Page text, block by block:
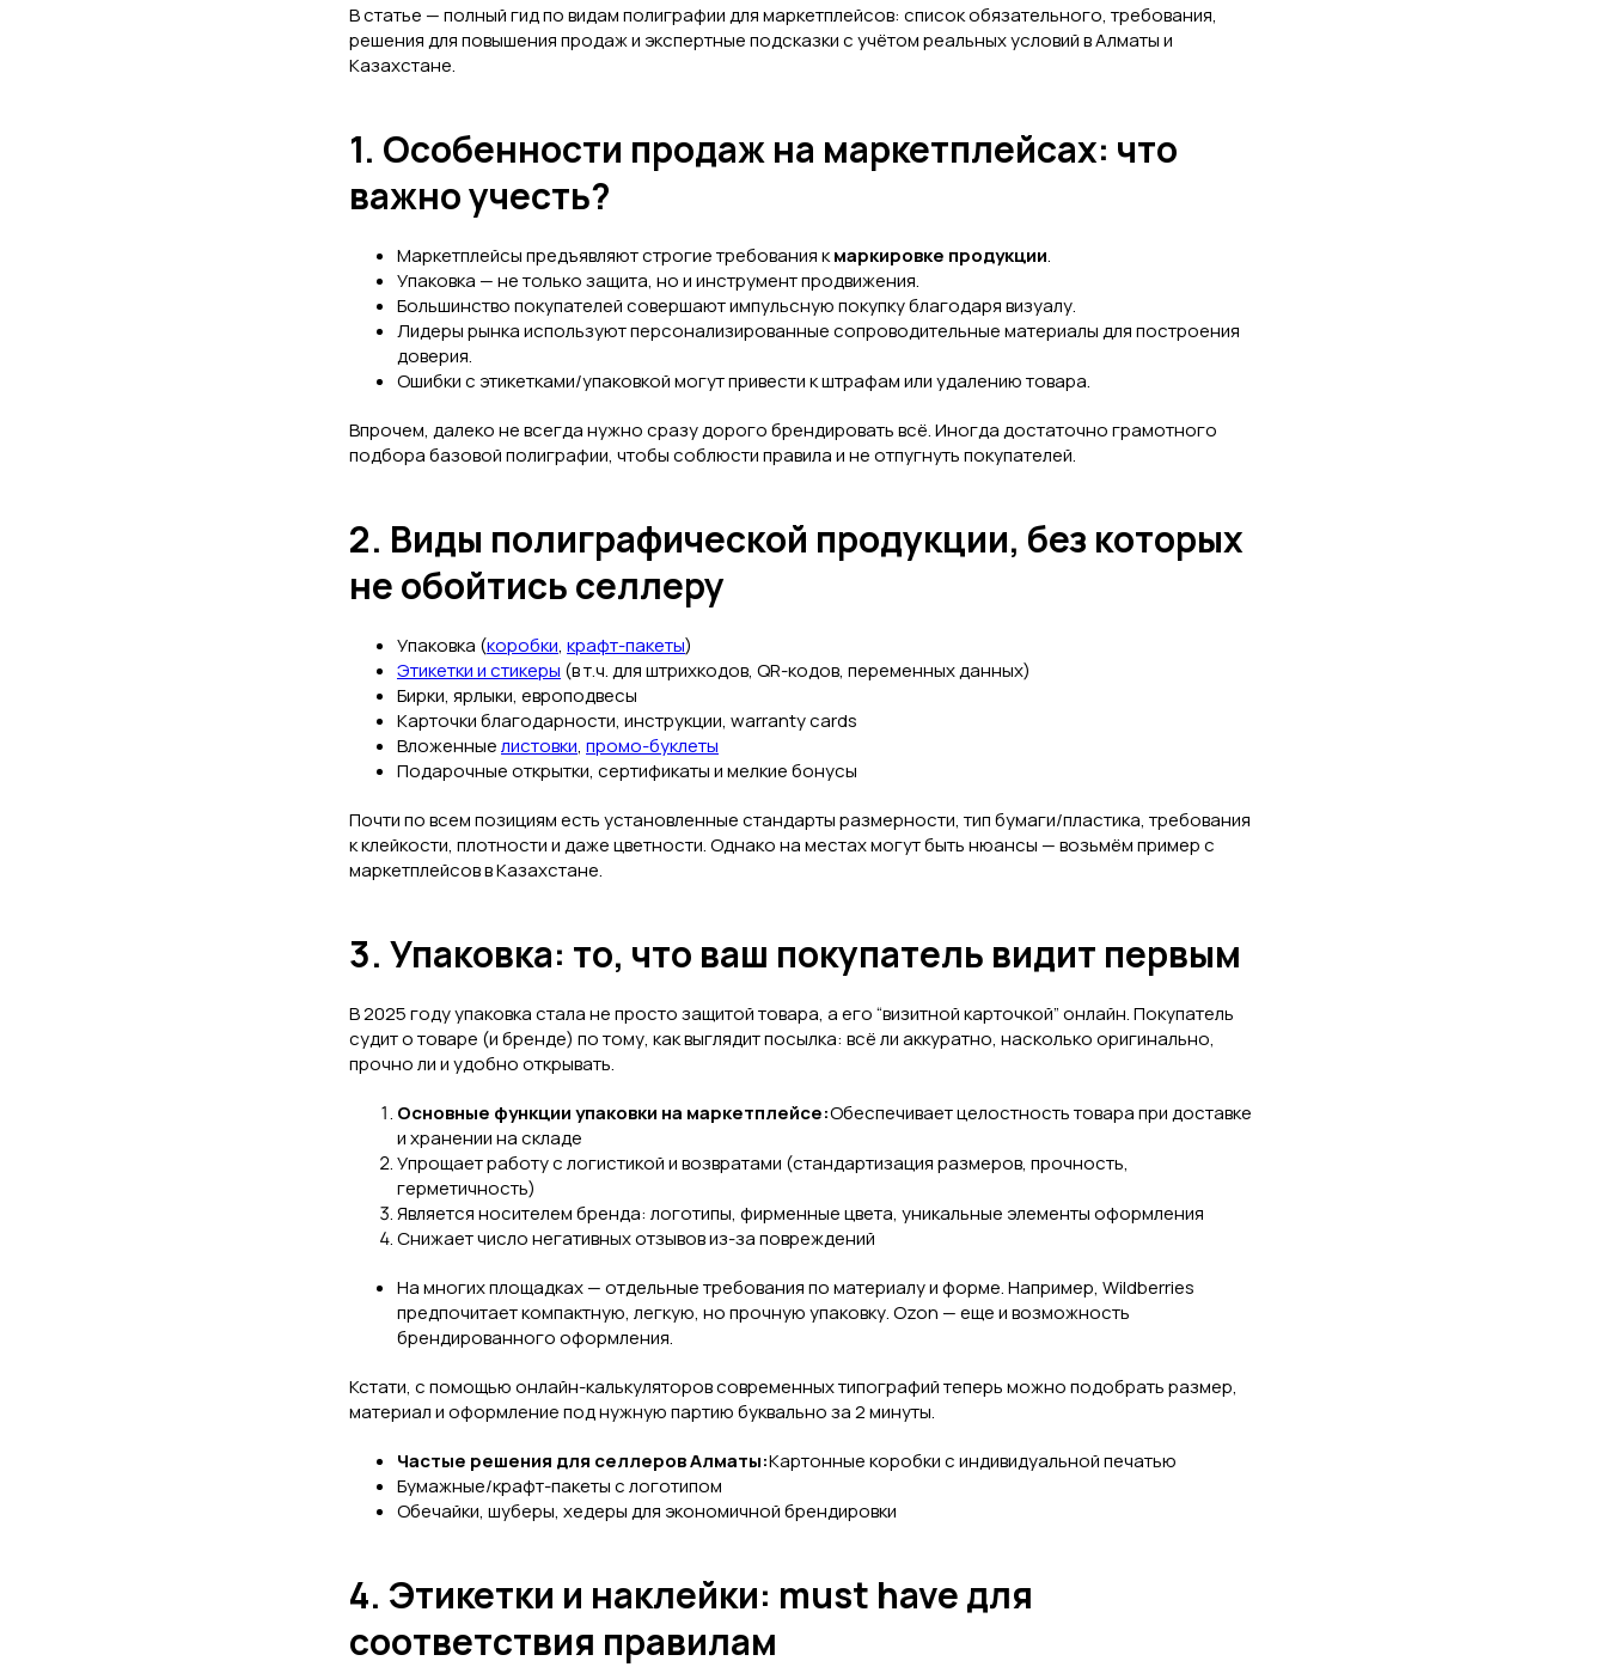
В статье — полный гид по видам полиграфии для маркетплейсов: список обязательного, требования,
решения для повышения продаж и экспертные подсказки с учётом реальных условий в Алматы и
Казахстане.
1. Особенности продаж на маркетплейсах: что
важно учесть?
Маркетплейсы предъявляют строгие требования кмаркировке продукции.
Упаковка — не только защита, но и инструмент продвижения.
Большинство покупателей совершают импульсную покупку благодаря визуалу.
Лидеры рынка используют персонализированные сопроводительные материалы для построения
доверия.
Ошибки с этикетками/упаковкой могут привести к штрафам или удалению товара.
Впрочем, далеко не всегда нужно сразу дорого брендировать всё. Иногда достаточно грамотного
подбора базовой полиграфии, чтобы соблюсти правила и не отпугнуть покупателей.
2. Виды полиграфической продукции, без которых
не обойтись селлеру
Упаковка (коробки, крафт-пакеты)
Этикетки и стикеры (в т.ч. для штрихкодов, QR-кодов, переменных данных)
Бирки, ярлыки, европодвесы
Карточки благодарности, инструкции, warranty cards
Вложенныелистовки, промо-буклеты
Подарочные открытки, сертификаты и мелкие бонусы
Почти по всем позициям есть установленные стандарты размерности, тип бумаги/пластика, требования
к клейкости, плотности и даже цветности. Однако на местах могут быть нюансы — возьмём пример с
маркетплейсов в Казахстане.
3. Упаковка: то, что ваш покупатель видит первым
В 2025 году упаковка стала не просто защитой товара, а его “визитной карточкой” онлайн. Покупатель
судит о товаре (и бренде) по тому, как выглядит посылка: всё ли аккуратно, насколько оригинально,
прочно ли и удобно открывать.
Основные функции упаковки на маркетплейсе:Обеспечивает целостность товара при доставке
и хранении на складе
Упрощает работу с логистикой и возвратами (стандартизация размеров, прочность,
герметичность)
Является носителем бренда: логотипы, фирменные цвета, уникальные элементы оформления
Снижает число негативных отзывов из-за повреждений
На многих площадках — отдельные требования по материалу и форме. Например, Wildberries
предпочитает компактную, легкую, но прочную упаковку. Ozon — еще и возможность
брендированного оформления.
Кстати, с помощью онлайн-калькуляторов современных типографий теперь можно подобрать размер,
материал и оформление под нужную партию буквально за 2 минуты.
Частые решения для селлеров Алматы:Картонные коробки с индивидуальной печатью
Бумажные/крафт-пакеты с логотипом
Обечайки, шуберы, хедеры для экономичной брендировки
4. Этикетки и наклейки: must have для
соответствия правилам